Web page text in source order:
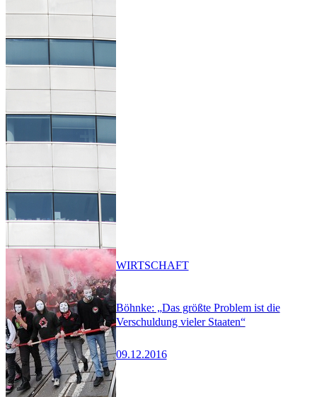
Böhnke: „Das größte Problem ist die
Verschuldung vieler Staaten“
09.12.2016
WIRTSCHAFT